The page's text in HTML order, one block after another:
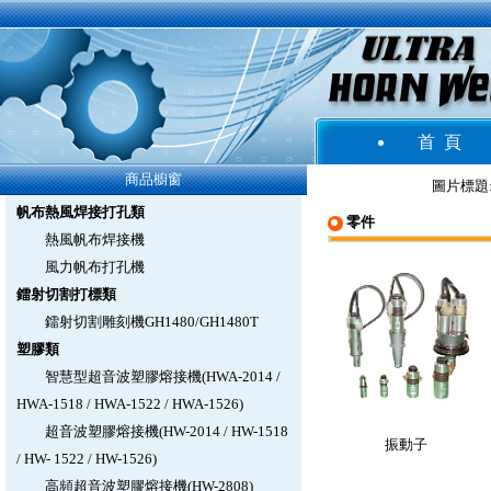
首 頁
商品櫥窗
帆布熱風焊接打孔類
熱風帆布焊接機
風力帆布打孔機
鐳射切割打標類
鐳射切割雕刻機GH1480/GH1480T
塑膠類
智慧型超音波塑膠熔接機(HWA-2014 /
HWA-1518 / HWA-1522 / HWA-1526)
超音波塑膠熔接機(HW-2014 / HW-1518
/ HW- 1522 / HW-1526)
高頻超音波塑膠熔接機(HW-2808)
圖片標
零件
振動子